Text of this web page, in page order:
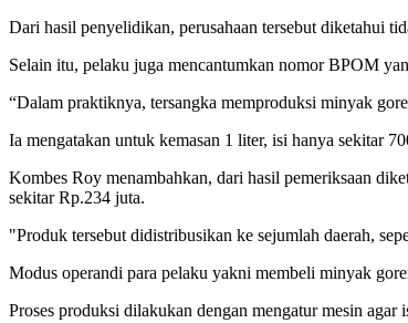
Dari hasil penyelidikan, perusahaan tersebut diketahui
Selain itu, pelaku juga mencantumkan nomor BPOM
“Dalam praktiknya, tersangka memproduksi minyak
Ia mengatakan untuk kemasan 1 liter, isi hanya sekitar
Kombes Roy menambahkan, dari hasil pemeriksaan
sekitar Rp.234 juta.
"Produk tersebut didistribusikan ke sejumlah daerah,
Modus operandi para pelaku yakni membeli minyak
Proses produksi dilakukan dengan mengatur mesin